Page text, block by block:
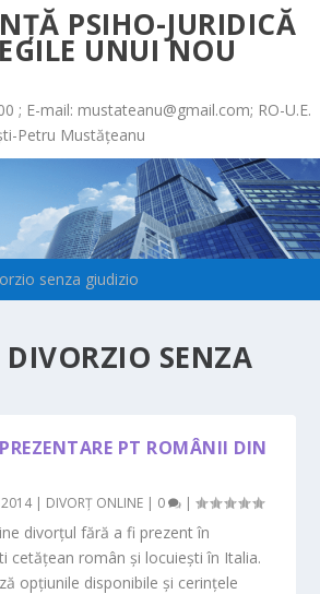
PSIHO-JURIDICĂ
UNUI NOU
; E-mail: mustateanu@gmail.com; RO-U.E.
Petru Mustățeanu
senza giudizio
DIVORZIO SENZA
PT ROMÂNII DIN
| DIVORȚ ONLINE | 0 |
divorțul fără a fi prezent în
cetățean român și locuiești în Italia.
opțiunile disponibile și cerințele